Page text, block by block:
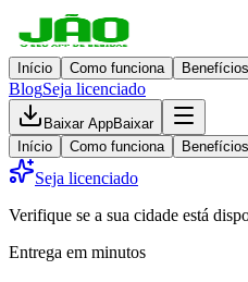
Início Como funciona Benefícios
BlogSeja licenciado
Baixar AppBaixar
Início
Como funciona Benefícios
Seja licenciado
Verifique se a sua cidade está
Entrega em minutos